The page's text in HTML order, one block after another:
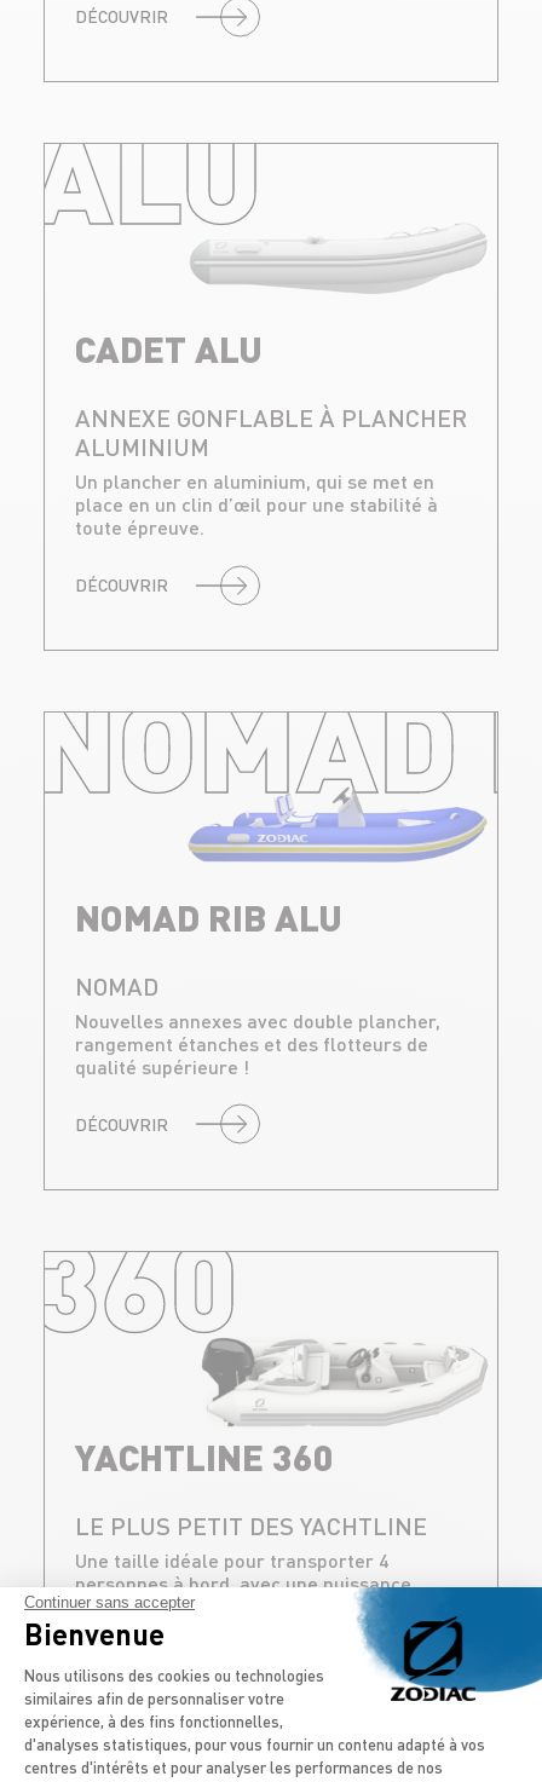
DÉCOUVRIR
ALU
CADET ALU
ANNEXE GONFLABLE À PLANCHER
ALUMINIUM
Un plancher en aluminium, qui se met en
place en un clin d’œil pour une stabilité à
toute épreuve.
DÉCOUVRIR
NOMAD
NOMAD RIB ALU
NOMAD
Nouvelles annexes avec double plancher,
rangement étanches et des flotteurs de
qualité supérieure !
DÉCOUVRIR
360
YACHTLINE 360
LE PLUS PETIT DES YACHTLINE
Une taille idéale pour transporter 4
personnes à bord, avec une puissance
maximale de 40 CV, il peut transporter ses
passagers à vive allure.
DÉCOUVRIR
Continuer sans accepter
Bienvenue
Plateforme de Gestion du
Nous utilisons des cookies ou technologies
similaires afin de personnaliser votre
expérience, à des fins fonctionnelles,
d'analyses statistiques, pour vous fournir un contenu adapté à vos
centres d'intérêts et pour analyser les performances de nos